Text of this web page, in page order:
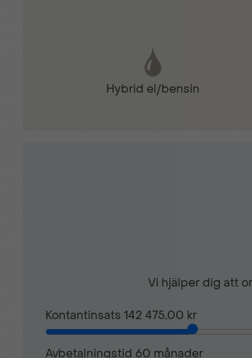
Head up displayHybrid el/bensin
Vi hjälper dig att
Kontantinsats 142 475,00 kr
Avbetalningstid 60 månader